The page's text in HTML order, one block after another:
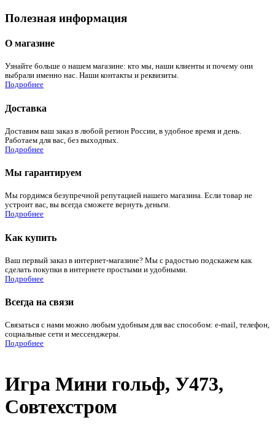
Полезная информация
О магазине
Узнайте больше о нашем магазине: кто мы, наши клиенты и почему они
выбрали именно нас. Наши контакты и реквизиты.
Подробнее
Доставка
Доставим ваш заказ в любой регион России, в удобное время и день.
Работаем для вас, без выходных.
Подробнее
Мы гарантируем
Мы гордимся безупречной репутацией нашего магазина. Если товар не
устроит вас, вы всегда сможете вернуть деньги.
Подробнее
Как купить
Ваш первый заказ в интернет-магазине? Мы с радостью подскажем как
сделать покупки в интернете простыми и удобными.
Подробнее
Всегда на связи
Связаться с нами можно любым удобным для вас способом: e-mail, телефон,
социальные сети и мессенджеры.
Подробнее
Игра Мини гольф, У473,
Совтехстром